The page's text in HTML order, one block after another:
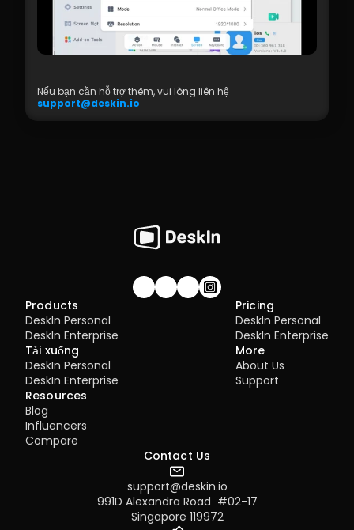
support@deskin.io
Join our community!
Products
DeskIn Personal
DeskIn Enterprise
Tải xuống
DeskIn Personal
DeskIn Enterprise
Pricing
DeskIn Personal
DeskIn Enterprise
More
About Us
Support
Resources
Blog
Influencers
Compare
Contact Us
support@deskin.io
991D Alexandra Road  #02-17
Singapore 119972